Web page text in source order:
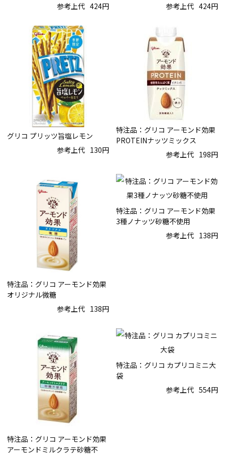
参考上代 424円
参考上代 424円
グリコ プリッツ旨塩レモン
参考上代 130円
特注品：グリコ アーモンド効果
PROTEINナッツミックス
参考上代 198円
特注品：グリコ アーモンド効果
オリジナル微糖
参考上代 138円
特注品：グリコ アーモンド効果
3種ノナッツ砂糖不使用
参考上代 138円
特注品：グリコ アーモンド効果
アーモンドミルクラテ砂糖不
特注品：グリコ カプリコミニ大
袋
参考上代 554円